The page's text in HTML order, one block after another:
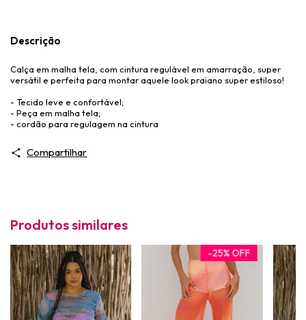
Descrição
Calça em malha tela, com cintura regulável em amarração, super
versátil e perfeita para montar aquele look praiano super estiloso!
- Tecido leve e confortável;
- Peça em malha tela;
- cordão para regulagem na cintura
Compartilhar
Produtos similares
-25% OFF